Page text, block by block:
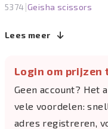
5374 |Geisha scissors
Lees meer
Login om prijzen
Geen account? Het
vele voordelen:
adres registreren,